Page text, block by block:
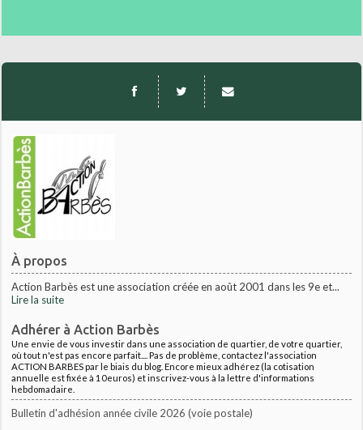
À propos
Action Barbès est une association créée en août 2001 dans les 9e et...
Lire la suite
Adhérer à Action Barbès
Une envie de vous investir dans une association de quartier, de votre quartier,
où tout n'est pas encore parfait.... Pas de problème, contactez l'association
ACTION BARBES par le biais du blog. Encore mieux adhérez (la cotisation
annuelle est fixée à 10euros) et inscrivez-vous à la lettre d'informations
hebdomadaire.
Bulletin d'adhésion année civile 2026 (voie postale)